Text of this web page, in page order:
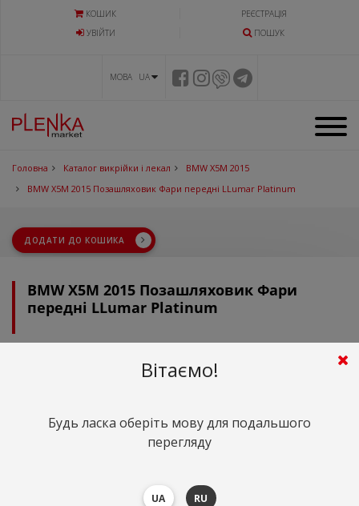
КОШИК
РЕЄСТРАЦІЯ
УВIЙТИ
ПОШУК
МОВА UA
Головна Каталог викрійки і лекал
BMW X5M 2015
BMW X5M 2015 Позашляховик Фари передні LLumar Platinum
ДОДАТИ ДО КОШИКА
BMW X5M 2015 Позашляховик Фари
передні LLumar Platinum
грн. ($31.93)
Вітаємо!
Будь ласка оберіть мову для подальшого
перегляду
UA RU